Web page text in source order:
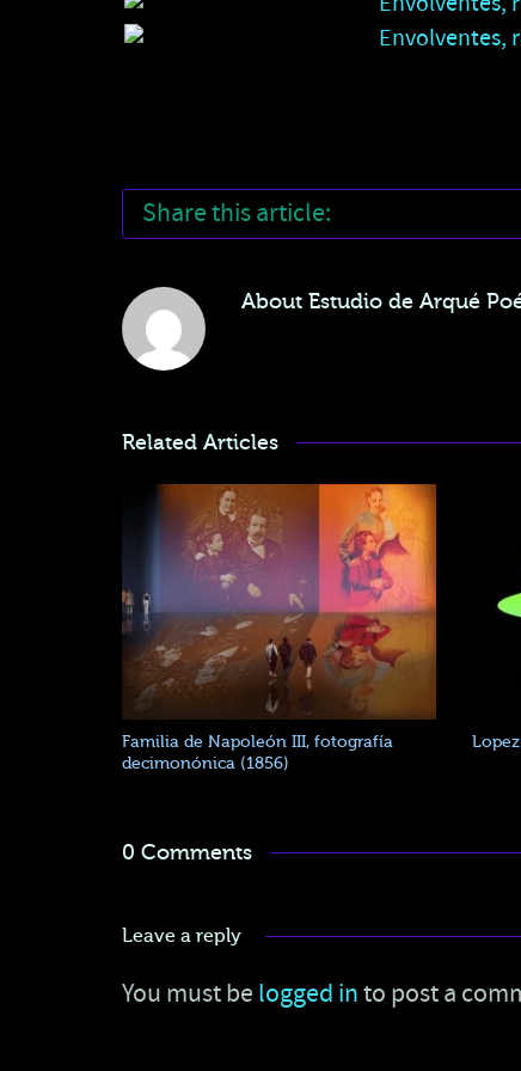
Share this article:
About Estudio de Arqué
Related Articles
Familia de Napoleón III, fotografía
decimonónica (1856)
0 Comments
Leave a reply
You must be logged into post a